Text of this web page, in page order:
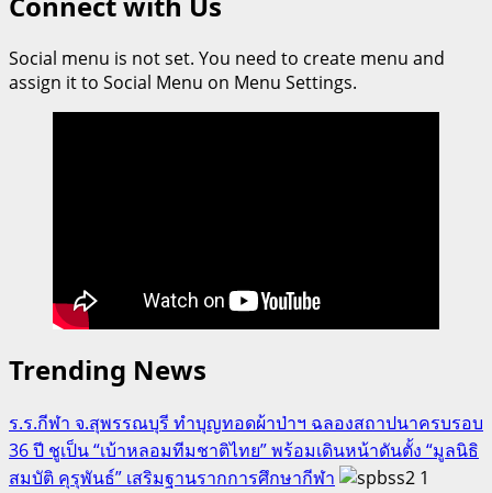
รุก
ความ
เชื่อ
ปลอดภัย
นัก
ท่อง
เที่ยว
Social menu is not set. You need to create menu and
assign it to Social Menu on Menu Settings.
Trending News
ร.ร.กีฬา จ.สุพรรณบุรี ทำบุญทอดผ้าป่าฯ ฉลองสถาปนาครบรอบ
36 ปี ชูเป็น “เบ้าหลอมทีมชาติไทย” พร้อมเดินหน้าดันตั้ง “มูลนิธิ
สมบัติ คุรุพันธ์” เสริมฐานรากการศึกษากีฬา
1